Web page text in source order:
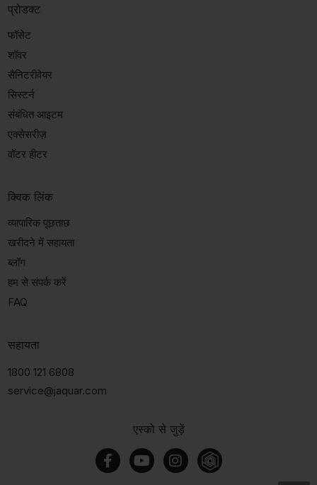
एस्को से जुड़ें
प्रोडक्ट
फॉसेट
शॉवर
सैनिटरीवेयर
सिस्टर्न
संबंधित आइटम
एक्सेसरीज़
वॉटर हीटर
क्विक लिंक
व्यापारिक पूछताछ
खरीदने में सहायता
ब्लॉग
हम से संपर्क करें
FAQ
सहायता
1800 121 6808
service@jaquar.com